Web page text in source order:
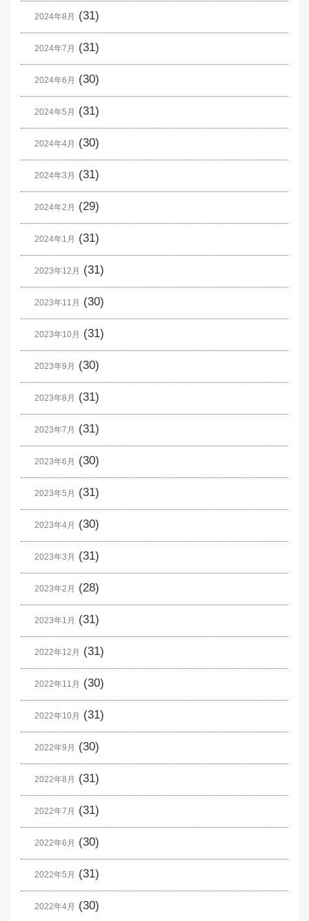
2024年8月 (31)
2024年7月 (31)
2024年6月 (30)
2024年5月 (31)
2024年4月 (30)
2024年3月 (31)
2024年2月 (29)
2024年1月 (31)
2023年12月 (31)
2023年11月 (30)
2023年10月 (31)
2023年9月 (30)
2023年8月 (31)
2023年7月 (31)
2023年6月 (30)
2023年5月 (31)
2023年4月 (30)
2023年3月 (31)
2023年2月 (28)
2023年1月 (31)
2022年12月 (31)
2022年11月 (30)
2022年10月 (31)
2022年9月 (30)
2022年8月 (31)
2022年7月 (31)
2022年6月 (30)
2022年5月 (31)
2022年4月 (30)